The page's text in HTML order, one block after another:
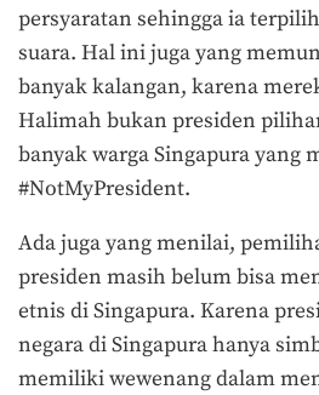
persyaratan sehingga ia
suara. Hal ini juga yang
banyak kalangan, karena
Halimah bukan presiden
banyak warga Singapura yang
#NotMyPresident.
Ada juga yang menilai,
presiden masih belum bisa
etnis di Singapura. Karena
negara di Singapura hanya
memiliki wewenang dalam